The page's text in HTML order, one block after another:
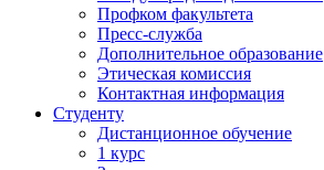
Профком факультета
Пресс-служба
Дополнительное образование
Этическая комиссия
Контактная информация
Студенту
Дистанционное обучение
1 курс